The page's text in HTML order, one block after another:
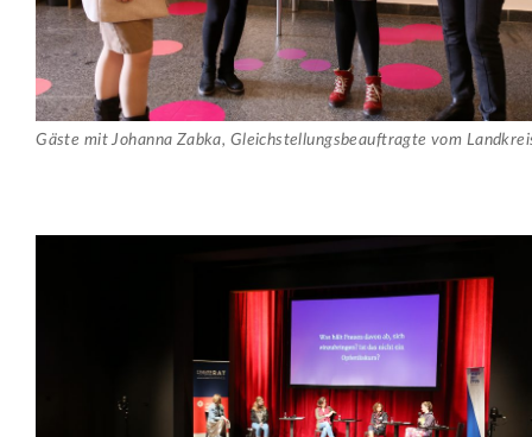
Gäste mit Johanna Zabka, Gleichstellungsbeauftragte vom